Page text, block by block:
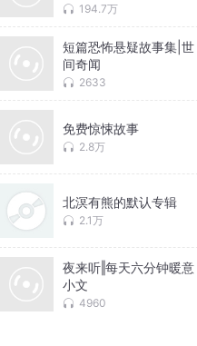
194.7万
短篇恐怖悬疑故事集|世
间奇闻
2633
免费惊悚故事
2.8万
北溟有熊的默认专辑
2.1万
夜来听‖每天六分钟暖意
小文
4960